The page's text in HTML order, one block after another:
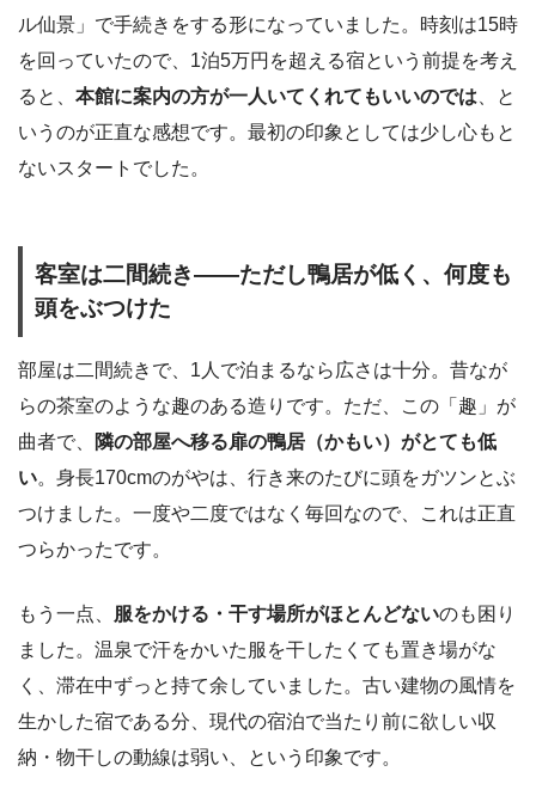
ル仙景」で手続きをする形になっていました。時刻は15時
を回っていたので、1泊5万円を超える宿という前提を考え
ると、 本館に案内の方が一人いてくれてもいいのでは 、と
いうのが正直な感想です。最初の印象としては少し心もと
ないスタートでした。
客室は二間続き――ただし鴨居が低く、何度も
頭をぶつけた
部屋は二間続きで、1人で泊まるなら広さは十分。昔なが
らの茶室のような趣のある造りです。ただ、この「趣」が
曲者で、
隣の部屋へ移る扉の鴨居（かもい）がとても低
い。身長170cmのがやは、行き来のたびに頭をガツンとぶ
つけました。一度や二度ではなく毎回なので、これは正直
つらかったです。
もう一点、 服をかける・干す場所がほとんどないのも困り
ました。温泉で汗をかいた服を干したくても置き場がな
く、滞在中ずっと持て余していました。古い建物の風情を
生かした宿である分、現代の宿泊で当たり前に欲しい収
納・物干しの動線は弱い、という印象です。